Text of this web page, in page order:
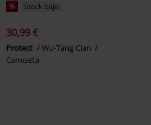
% Stock bajo
30,99 €
Protect
Wu-Tang Clan
Camiseta